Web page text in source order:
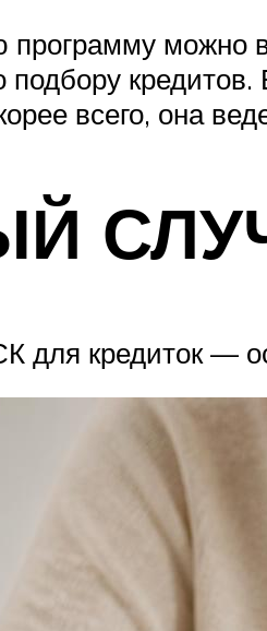
можно
подбору
всего, она
для кредиток —